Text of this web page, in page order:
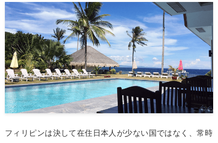
フィリピンは決して在住日本人が少ない国ではなく、常時